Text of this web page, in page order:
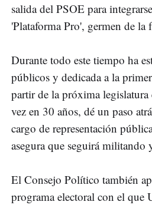
salida del PSOE para
'Plataforma Pro', germen de
Durante todo este tiempo ha
públicos y dedicada a la
partir de la próxima
vez en 30 años, dé un paso
cargo de representación
asegura que seguirá militando
El Consejo Político también
programa electoral con el que